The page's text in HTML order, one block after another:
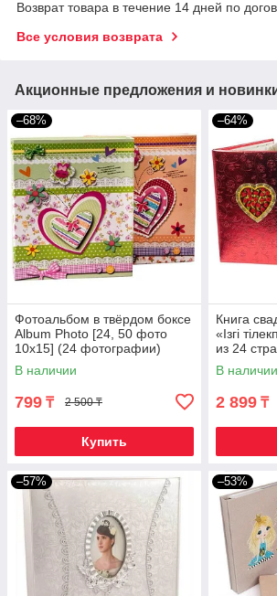
Возврат товара в течение 14 дней по
Все условия возврата
Акционные предложения и
–68%
Фотоальбом в твёрдом боксе
Album Photo [24, 50 фото
10x15] (24 фотографии)
В наличии
799 ₸ 2 500 ₸
Купить
–64%
Книга
«Iзгi
из 24
В наличии
2 899 ₸
–57% –53%